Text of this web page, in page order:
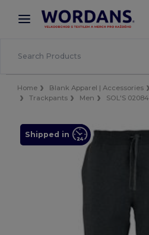
× Aplikace Wordans
Lepší ceny v aplikaci!
Home Blank Apparel | Accessories
Trackpants
Men SOL'S 02084
Shipped in